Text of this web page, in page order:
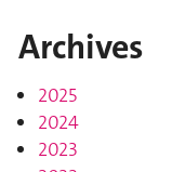
Archives
2025
2024
2023